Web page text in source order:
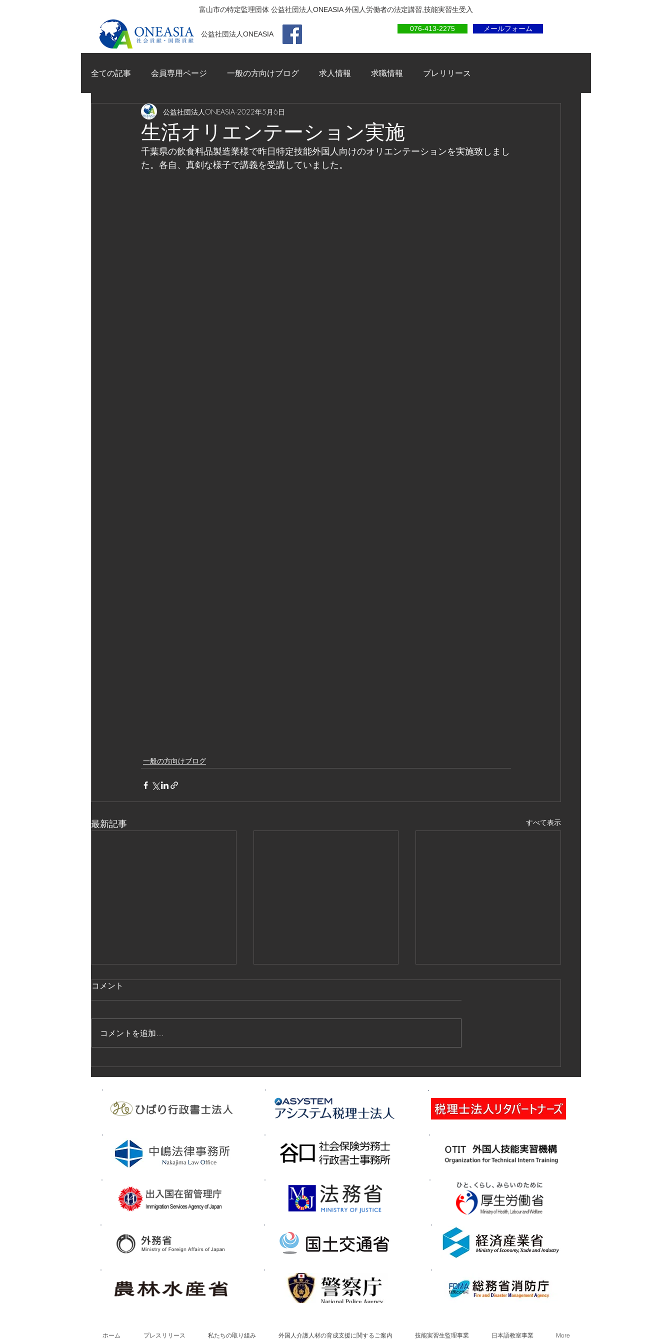
富山市の特定監理団体 公益社団法人ONEASIA 外国人労働者の法定講習,技能実習生受入
公益社団法人ONEASIA
076-413-2275 メールフォーム
全ての記事 会員専用ページ 一般の方向けブログ 求人情報 求職情報 プレリリース
生活オリエンテーション実施
公益社団法人ONEASIA 2022年5月6日
千葉県の飲食料品製造業様で昨日特定技能外国人向けのオリエンテーションを実施致しまし
た。各自、真剣な様子で講義を受講していました。
一般の方向けブログ
最新記事 すべて表示
法的保護講習の実施
技能実習生１２名入国-フィリ
ピン、ベトナム
高所作業車特別教育講習の実
施
コメント
コメントを追加…
ホーム プレスリリース 私たちの取り組み 外国人介護人材の育成支援に関するご案内 技能実習生監理事業 日本語教室事業 More